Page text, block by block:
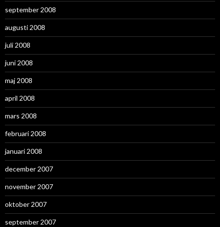
september 2008
augusti 2008
juli 2008
juni 2008
maj 2008
april 2008
mars 2008
februari 2008
januari 2008
december 2007
november 2007
oktober 2007
september 2007